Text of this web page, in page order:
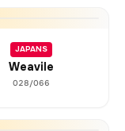
JAPANS
Weavile
028/066